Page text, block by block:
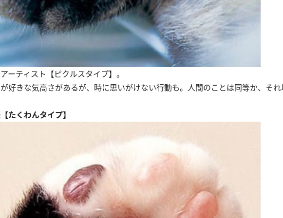
ティスト【ピクルスタイプ】。
好きな気高さがあるが、時に思いがけない行動も。人間のことは同等か、それ
くわんタイプ】